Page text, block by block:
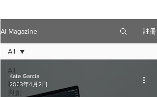
AI Magazine 註冊
All
科技
與創
All
Kate Garcia
2023年4月2日